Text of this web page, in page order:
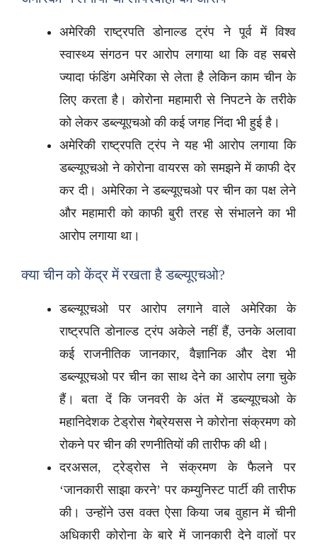
अमेरिकी राष्ट्रपति डोनाल्ड ट्रंप ने पूर्व में विश्व
स्वास्थ्य संगठन पर आरोप लगाया था कि वह सबसे
ज्यादा फंडिंग अमेरिका से लेता है लेकिन काम चीन के
लिए करता है। कोरोना महामारी से निपटने के तरीके
को लेकर डब्ल्यूएचओ की कई जगह निंदा भी हुई है।
अमेरिकी राष्ट्रपति ट्रंप ने यह भी आरोप लगाया कि
डब्ल्यूएचओ ने कोरोना वायरस को समझने में काफी देर
कर दी। अमेरिका ने डब्ल्यूएचओ पर चीन का पक्ष लेने
और महामारी को काफी बुरी तरह से संभालने का भी
आरोप लगाया था।
क्या चीन को केंद्र में रखता है डब्ल्यूएचओ?
डब्ल्यूएचओ पर आरोप लगाने वाले अमेरिका के
राष्ट्रपति डोनाल्ड ट्रंप अकेले नहीं हैं, उनके अलावा
कई राजनीतिक जानकार, वैज्ञानिक और देश भी
डब्ल्यूएचओ पर चीन का साथ देने का आरोप लगा चुके
हैं। बता दें कि जनवरी के अंत में डब्ल्यूएचओ के
महानिदेशक टेड्रोस गेब्रेयसस ने कोरोना संक्रमण को
रोकने पर चीन की रणनीतियों की तारीफ की थी।
दरअसल, ट्रेड्रोस ने संक्रमण के फैलने पर
‘जानकारी साझा करने’ पर कम्युनिस्ट पार्टी की तारीफ
की। उन्होंने उस वक्त ऐसा किया जब वुहान में चीनी
अधिकारी कोरोना के बारे में जानकारी देने वालों पर